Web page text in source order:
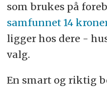
som brukes på
samfunnet 14
ligger hos dere -
valg.
En smart og riktig